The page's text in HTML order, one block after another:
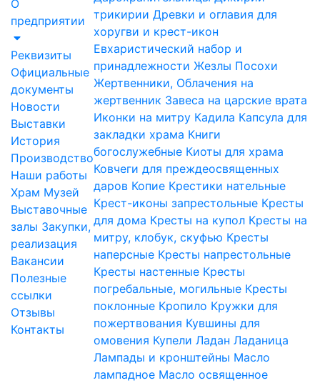
О
предприятии
Реквизиты
Официальные
документы
Новости
Выставки
История
Производство
Наши работы
Храм Музей
Выставочные
залы Закупки,
реализация
Вакансии
Полезные
ссылки
Отзывы
Контакты
трикирии Древки и оглавия для
хоругви и крест-икон
Евхаристический набор и
принадлежности Жезлы Посохи
Жертвенники, Облачения на
жертвенник Завеса на царские врата
Иконки на митру Кадила Капсула для
закладки храма Книги
богослужебные Киоты для храма
Ковчеги для преждеосвященных
даров Копие Крестики нательные
Крест-иконы запрестольные Кресты
для дома Кресты на купол Кресты на
митру, клобук, скуфью Кресты
наперсные Кресты напрестольные
Кресты настенные Кресты
погребальные, могильные Кресты
поклонные Кропило Кружки для
пожертвования Кувшины для
омовения Купели Ладан Ладаница
Лампады и кронштейны Масло
лампадное Масло освященное